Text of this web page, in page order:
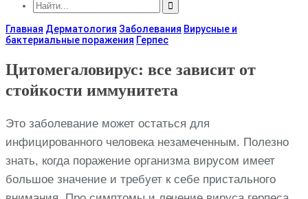
Главная Дерматология Заболевания Вирусные и
бактериальные поражения Герпес
Цитомегаловирус: все зависит от
стойкости иммунитета
Это заболевание может остаться для
инфицированного человека незамеченным. Полезно
знать, когда поражение организма вирусом имеет
большое значение и требует к себе пристального